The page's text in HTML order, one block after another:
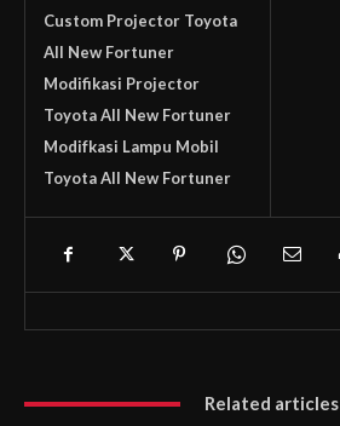
Custom Projector Toyota
All New Fortuner
Modifikasi Projector
Toyota All New Fortuner
Modifkasi Lampu Mobil
Toyota All New Fortuner
Related articles